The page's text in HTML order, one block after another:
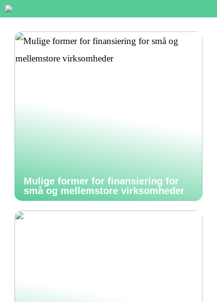
Mulige former for finansiering for
små og mellemstore virksomheder